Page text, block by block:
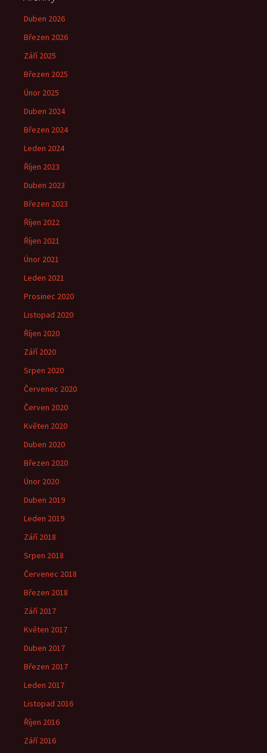
Duben 2026
Březen 2026
Září 2025
Březen 2025
Únor 2025
Duben 2024
Březen 2024
Leden 2024
Říjen 2023
Duben 2023
Březen 2023
Říjen 2022
Říjen 2021
Únor 2021
Leden 2021
Prosinec 2020
Listopad 2020
Říjen 2020
Září 2020
Srpen 2020
Červenec 2020
Červen 2020
Květen 2020
Duben 2020
Březen 2020
Únor 2020
Duben 2019
Leden 2019
Září 2018
Srpen 2018
Červenec 2018
Březen 2018
Září 2017
Květen 2017
Duben 2017
Březen 2017
Leden 2017
Listopad 2016
Říjen 2016
Září 2016